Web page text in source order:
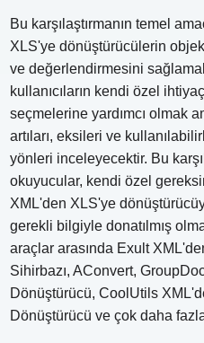
Bu karşılaştırmanın temel
XLS'ye dönüştürücülerin
ve değerlendirmesini
kullanıcıların kendi özel
seçmelerine yardımcı olmak
artıları, eksileri ve
yönleri inceleyecektir. Bu
okuyucular, kendi özel
XML'den XLS'ye
gerekli bilgiyle donatılmış
araçlar arasında Exult
Sihirbazı, AConvert,
Dönüştürücü, CoolUtils
Dönüştürücü ve çok daha